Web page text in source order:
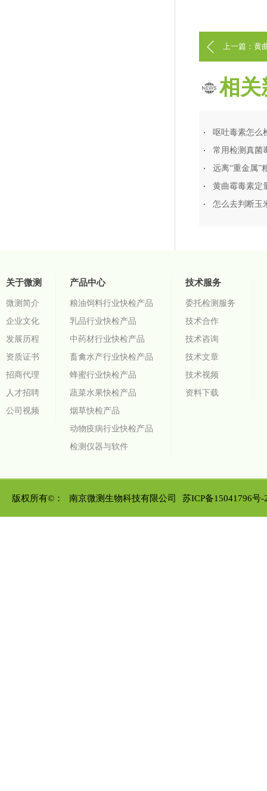
上一篇：黄
靠
相关
呕吐毒素怎么
常用检测真菌
远离“重金属”
黄曲霉毒素定
怎么去判断玉
关于微测
微测简介
企业文化
发展历程
资质证书
招商代理
人才招聘
公司视频
产品中心
粮油饲料行业快检产品
乳品行业快检产品
中药材行业快检产品
畜禽水产行业快检产品
蜂蜜行业快检产品
蔬菜水果快检产品
烟草快检产品
动物疫病行业快检产品
检测仪器与软件
技术服务
委托检测服务
技术合作
技术咨询
技术文章
技术视频
资料下载
版权所有©： 南京微测生物科技有限公司 苏ICP备15041796号-